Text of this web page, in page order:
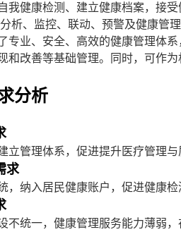
健康检测、建立健康档案，接
、监控、联动、预警及健康管
专业、安全、高效的健康管理体
改善等基础管理。同时，可作
分析
管理体系，促进提升医疗管理与
求
，纳入居民健康账户，促进健康
不统一，健康管理服务能力薄弱